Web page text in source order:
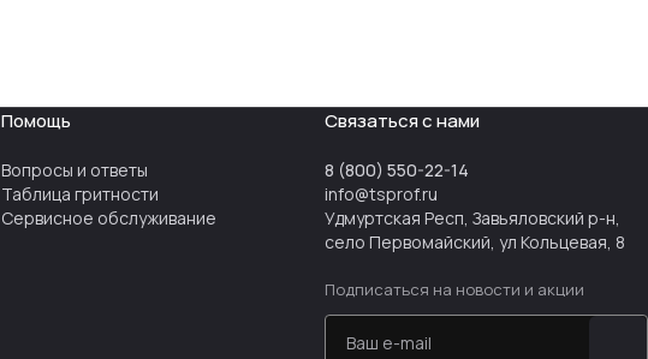
Помощь
Вопросы и ответы
Таблица гритности
Сервисное обслуживание
Связаться с нами
8 (800) 550-22-14
info@tsprof.ru
Удмуртская Респ, Завьяловский р-н,
село Первомайский, ул Кольцевая, 8
Подписаться на новости и акции